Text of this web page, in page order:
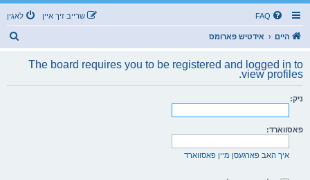
FAQ לאגין שרייב זיך איין
היים אידטיש פארומס
The board requires you to be registered and logged in to
view profiles.
ניק:
פאסווארד:
איך האב פארגעסן מיין פאסווארד